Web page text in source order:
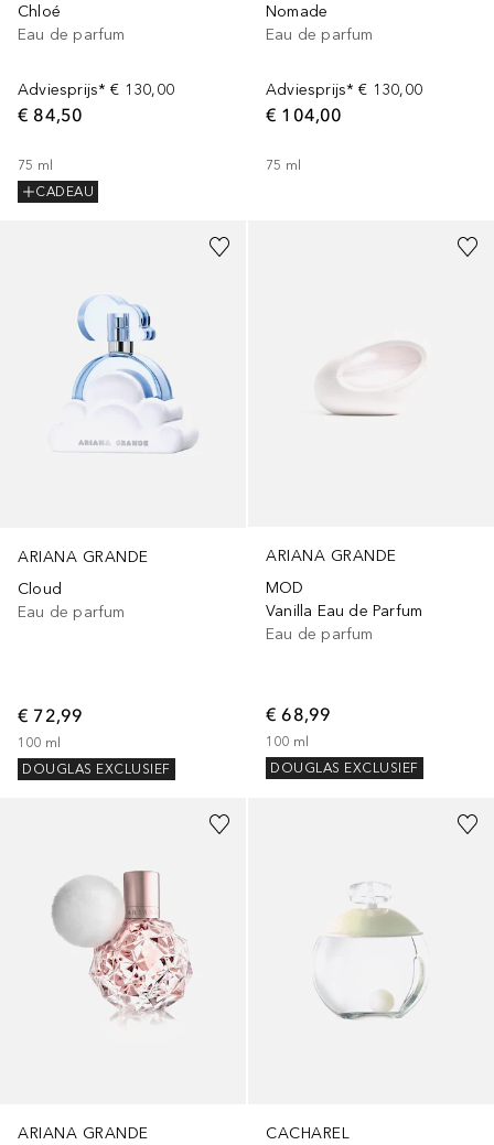
Chloé
Eau de parfum
Adviesprijs* € 130,00
€ 84,50
75 ml
CADEAU
Nomade
Eau de parfum
Adviesprijs* € 130,00
€ 104,00
75 ml
ARIANA GRANDE
Cloud
Eau de parfum
€ 72,99
100 ml
DOUGLAS EXCLUSIEF
ARIANA GRANDE
MOD
Vanilla Eau de Parfum
Eau de parfum
€ 68,99
100 ml
DOUGLAS EXCLUSIEF
ARIANA GRANDE
CACHAREL